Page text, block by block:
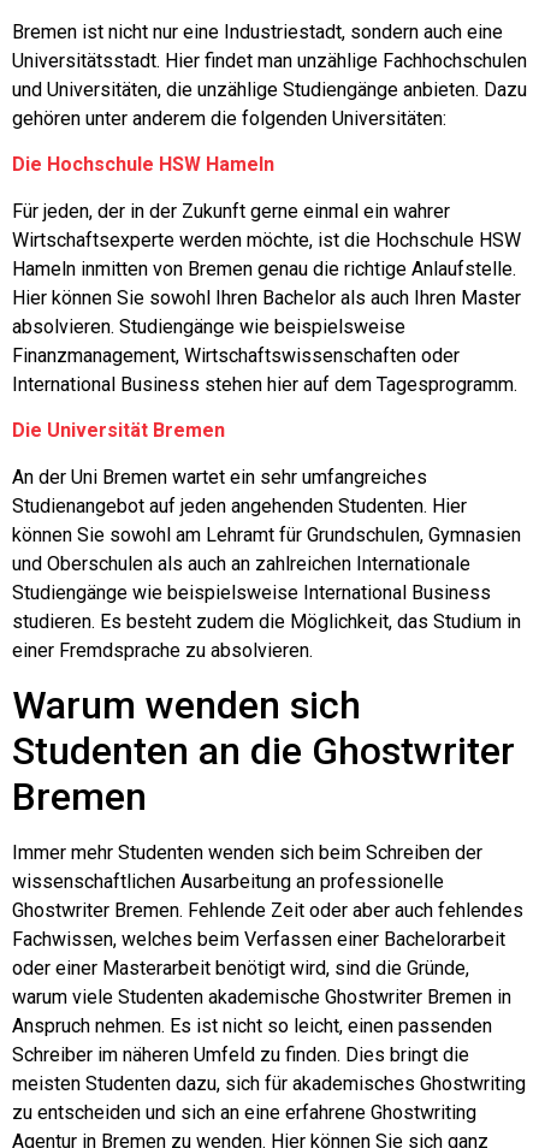
Bremen ist nicht nur eine Industriestadt, sondern auch eine
Universitätsstadt. Hier findet man unzählige Fachhochschulen
und Universitäten, die unzählige Studiengänge anbieten. Dazu
gehören unter anderem die folgenden Universitäten:
Die Hochschule HSW Hameln
Für jeden, der in der Zukunft gerne einmal ein wahrer
Wirtschaftsexperte werden möchte, ist die Hochschule HSW
Hameln inmitten von Bremen genau die richtige Anlaufstelle.
Hier können Sie sowohl Ihren Bachelor als auch Ihren Master
absolvieren. Studiengänge wie beispielsweise
Finanzmanagement, Wirtschaftswissenschaften oder
International Business stehen hier auf dem Tagesprogramm.
Die Universität Bremen
An der Uni Bremen wartet ein sehr umfangreiches
Studienangebot auf jeden angehenden Studenten. Hier
können Sie sowohl am Lehramt für Grundschulen, Gymnasien
und Oberschulen als auch an zahlreichen Internationale
Studiengänge wie beispielsweise International Business
studieren. Es besteht zudem die Möglichkeit, das Studium in
einer Fremdsprache zu absolvieren.
Warum wenden sich
Studenten an die Ghostwriter
Bremen
Immer mehr Studenten wenden sich beim Schreiben der
wissenschaftlichen Ausarbeitung an professionelle
Ghostwriter Bremen. Fehlende Zeit oder aber auch fehlendes
Fachwissen, welches beim Verfassen einer Bachelorarbeit
oder einer Masterarbeit benötigt wird, sind die Gründe,
warum viele Studenten akademische Ghostwriter Bremen in
Anspruch nehmen. Es ist nicht so leicht, einen passenden
Schreiber im näheren Umfeld zu finden. Dies bringt die
meisten Studenten dazu, sich für akademisches Ghostwriting
zu entscheiden und sich an eine erfahrene Ghostwriting
Agentur in Bremen zu wenden. Hier können Sie sich ganz